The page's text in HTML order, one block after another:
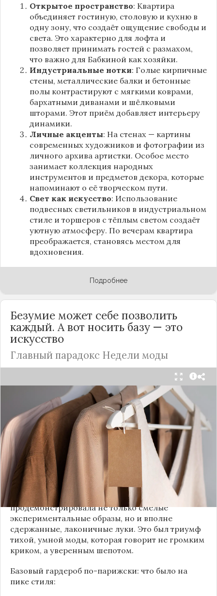
Открытое пространство: Квартира
объединяет гостиную, столовую и кухню в
одну зону, что создаёт ощущение свободы и
света. Это характерно для лофта и
позволяет принимать гостей с размахом,
что важно для Бабкиной как хозяйки.
Индустриальные нотки: Голые кирпичные
стены, металлические балки и бетонные
полы контрастируют с мягкими коврами,
бархатными диванами и шёлковыми
шторами. Этот приём добавляет интерьеру
динамики.
Личные акценты: На стенах — картины
современных художников и фотографии из
личного архива артистки. Особое место
занимает коллекция народных
инструментов и предметов декора, которые
напоминают о её творческом пути.
Свет как искусство: Использование
подвесных светильников в индустриальном
стиле и торшеров с тёплым светом создаёт
уютную атмосферу. По вечерам квартира
преображается, становясь местом для
вдохновения.
Подробнее
Безумие может себе позволить
каждый. А вот носить базу — это
искусство
Главный парадокс Недели моды
Принято считать, что Неделя моды в Париже —
это исключительно про безумные тренды, на
которые обычный человек посмотрит с
недоумением. Но самый интересный тренд этого
сезона был обращен к реальной жизни. Показы
доказали: истинная роскошь и мастерство стиля
заключаются не в эпатаже, а в виртуозном
владении базовыми вещами.
Как тонко подметила автор канала «Деловая
косметичка», завершившаяся неделя моды
продемонстрировала не только смелые
экспериментальные образы, но и вполне
сдержанные, лаконичные луки. Это был триумф
тихой, умной моды, которая говорит не громким
криком, а уверенным шепотом.
Базовый гардероб по-парижски: что было на
пике стиля: